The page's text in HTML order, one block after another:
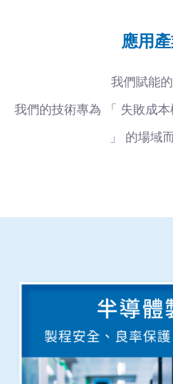
應用
我們賦能
我們的技術專為 「 失敗成
」 的場域